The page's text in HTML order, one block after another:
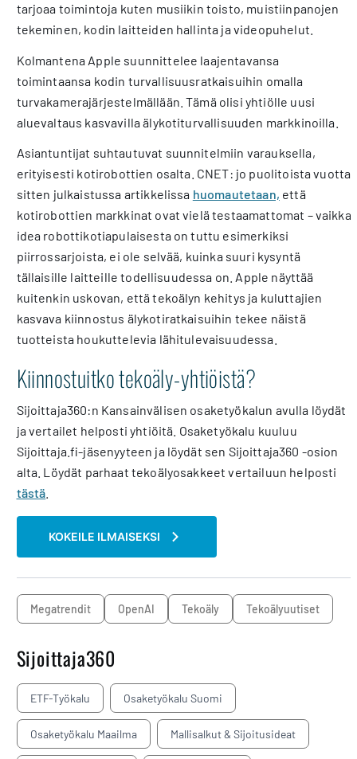
tarjoaa toimintoja kuten musiikin toisto, muistiinpanojen
tekeminen, kodin laitteiden hallinta ja videopuhelut.
Kolmantena Apple suunnittelee laajentavansa
toimintaansa kodin turvallisuusratkaisuihin omalla
turvakamerajärjestelmällään. Tämä olisi yhtiölle uusi
aluevaltaus kasvavilla älykotiturvallisuuden markkinoilla.
Asiantuntijat suhtautuvat suunnitelmiin varauksella,
erityisesti kotirobottien osalta. CNET: jo puolitoista vuotta
sitten julkaistussa artikkelissa huomautetaan, että
kotirobottien markkinat ovat vielä testaamattomat – vaikka
idea robottikotiapulaisesta on tuttu esimerkiksi
piirrossarjoista, ei ole selvää, kuinka suuri kysyntä
tällaisille laitteille todellisuudessa on. Apple näyttää
kuitenkin uskovan, että tekoälyn kehitys ja kuluttajien
kasvava kiinnostus älykotiratkaisuihin tekee näistä
tuotteista houkuttelevia lähitulevaisuudessa.
Kiinnostuitko tekoäly-yhtiöistä?
Sijoittaja360:n Kansainvälisen osaketyökalun avulla löydät
ja vertailet helposti yhtiöitä. Osaketyökalu kuuluu
Sijoittaja.fi-jäsenyyteen ja löydät sen Sijoittaja360 -osion
alta. Löydät parhaat tekoälyosakkeet vertailuun helposti
tästä
KOKEILE ILMAISEKSI
megatrendit OpenAI Tekoäly Tekoälyuutiset
Sijoittaja360
ETF-Työkalu Osaketyökalu Suomi
Osaketyökalu Maailma Mallisalkut & Sijoitusideat